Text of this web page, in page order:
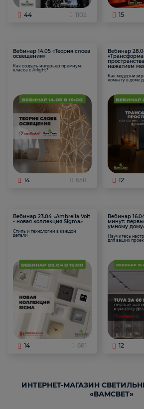
44 1102 15
Вебинар 14.05 «Теория слоев
освещения»
Как создать интерьер премиум-
класса с Arlight?
14 658
Вебинар
нажатием
Как
комнату в доме
12
Вебинар 23.04 «Ambrella Volt
- новая коллекция Sigma»
Стиль и технологии в каждой
детали
14 681
Вебинар
минут:
умному
Научитесь
для ваших
12
ИНТЕРНЕТ-МАГАЗИН
«ВАМСВЕТ»